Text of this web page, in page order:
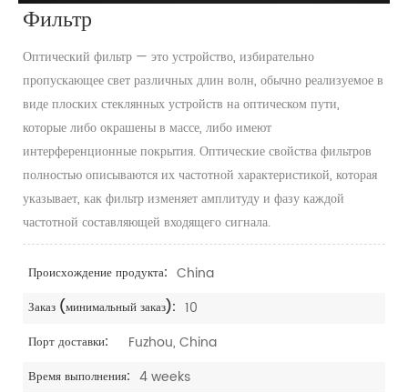
Фильтр
Оптический фильтр — это устройство, избирательно
пропускающее свет различных длин волн, обычно реализуемое в
виде плоских стеклянных устройств на оптическом пути,
которые либо окрашены в массе, либо имеют
интерференционные покрытия. Оптические свойства фильтров
полностью описываются их частотной характеристикой, которая
указывает, как фильтр изменяет амплитуду и фазу каждой
частотной составляющей входящего сигнала.
Происхождение продукта: China
Заказ (минимальный заказ): 10
Порт доставки: Fuzhou, China
Время выполнения: 4 weeks